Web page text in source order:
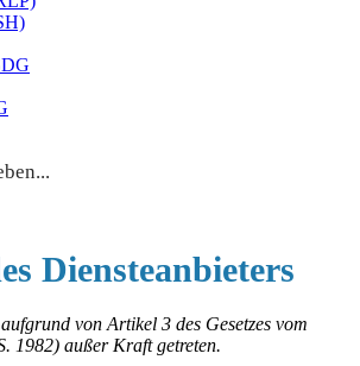
Diensteanbieters
von Artikel 3 des Gesetzes vom
1982) außer Kraft getreten.